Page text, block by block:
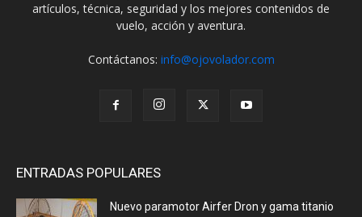
artículos, técnica, seguridad y los mejores contenidos de
vuelo, acción y aventura.
Contáctanos: info@ojovolador.com
ENTRADAS POPULARES
Nuevo paramotor Airfer Dron y gama titanio